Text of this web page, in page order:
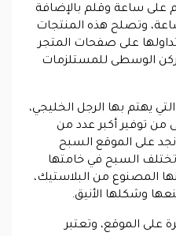
على ساعة وقلم بالإضافة
وتصلح هذه المنتجات
تداولها على صفحات المتجر
الوسطى للمستلزمات
يهتم بها الرجل الخليجي،
توفير أكبر عدد من
على الموقع السبح
وتختلف السبح في خامتها
المصنوع من البلاستيك،
وشكلها الأنيق.
على الموقع، وتعتبر